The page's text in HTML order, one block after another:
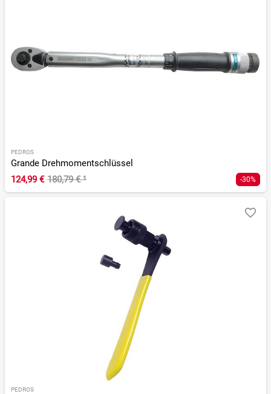
PEDROS
Grande Drehmomentschlüssel
124,99 € 180,79 €¹ -30%
PEDROS